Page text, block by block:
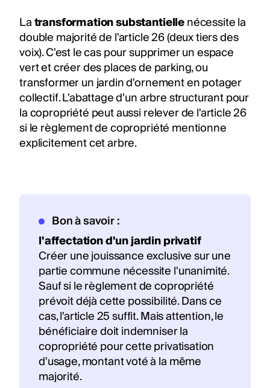
Latransformation substantiellenécessite la
double majorité de l'article 26 (deux tiers des
voix). C'est le cas pour supprimer un espace
vert et créer des places de parking, ou
transformer un jardin d'ornement en potager
collectif. L'abattage d'un arbre structurant pour
la copropriété peut aussi relever de l'article 26
si le règlement de copropriété mentionne
explicitement cet arbre.
Bon à savoir :
l'affectation d'un jardin privatif
Créer une jouissance exclusive sur une
partie commune nécessite l'unanimité.
Sauf si le règlement de copropriété
prévoit déjà cette possibilité. Dans ce
cas, l'article 25 suffit. Mais attention, le
bénéficiaire doit indemniser la
copropriété pour cette privatisation
d'usage, montant voté à la même
majorité.